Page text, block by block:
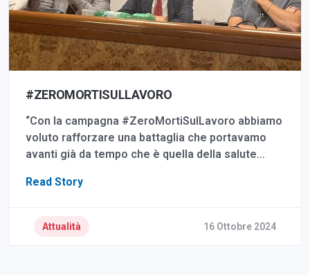
#ZEROMORTISULLAVORO
“Con la campagna #ZeroMortiSulLavoro abbiamo
voluto rafforzare una battaglia che portavamo
avanti già da tempo che è quella della salute…
Read Story
Attualità 16 Ottobre 2024